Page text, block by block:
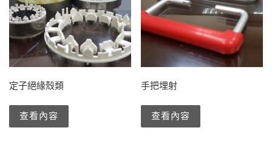
定子絕緣殼類
查看內容
手把埋射
查看內容